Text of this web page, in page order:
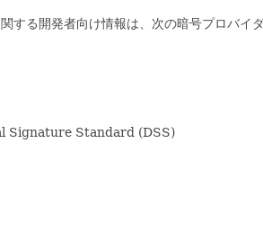
る開発者向け情報は、次の暗号プロバイ
Signature Standard (DSS)